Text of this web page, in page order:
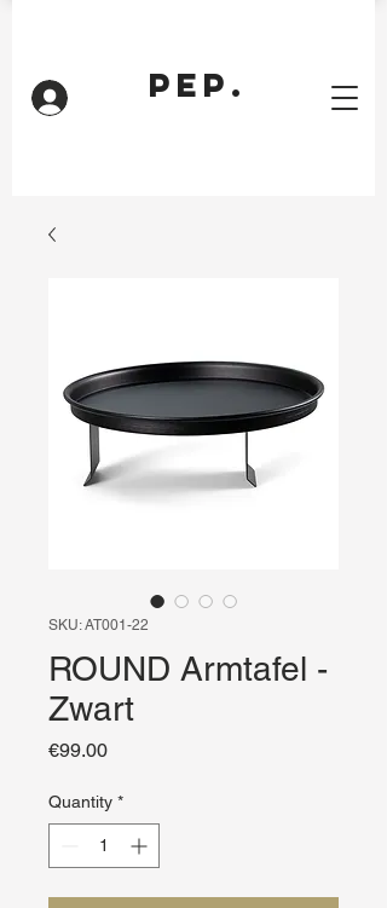
PEP.
SKU: AT001-22
ROUND Armtafel -
Zwart
€99.00Price
Quantity *